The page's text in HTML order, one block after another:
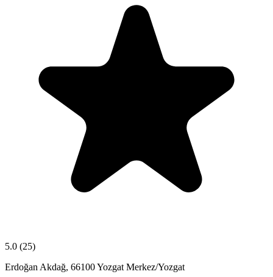
5.0 (25)
Erdoğan Akdağ, 66100 Yozgat Merkez/Yozgat